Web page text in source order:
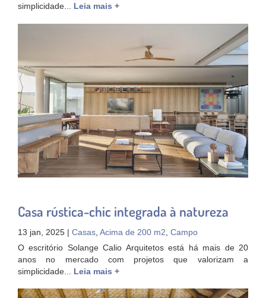
simplicidade... Leia mais +
Casa rústica-chic integrada à natureza
13 jan, 2025 | Casas, Acima de 200 m2, Campo
O escritório Solange Calio Arquitetos está há mais de 20
anos no mercado com projetos que valorizam a
simplicidade... Leia mais +